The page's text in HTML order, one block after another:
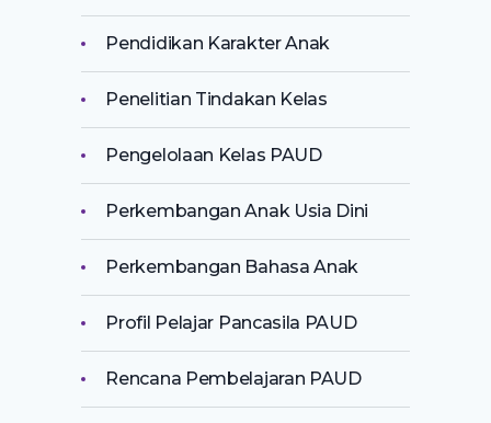
Pendidikan Karakter Anak
Penelitian Tindakan Kelas
Pengelolaan Kelas PAUD
Perkembangan Anak Usia Dini
Perkembangan Bahasa Anak
Profil Pelajar Pancasila PAUD
Rencana Pembelajaran PAUD